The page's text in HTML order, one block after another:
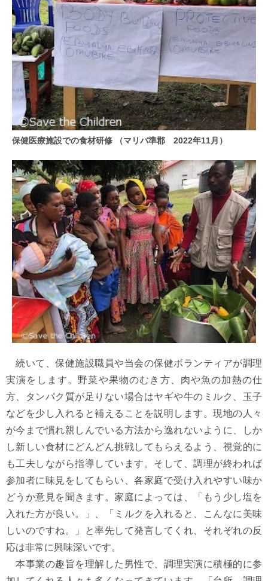
保健医療施設での食材研修 （マリバ準郡 2022年11月）
続いて、保健施設職員や当会の保健ボランティアが調理
実演をします。野菜や果物のむき方、肉や魚の加熱の仕
方、タンパク質が足りない場合はヤギや牛のミルク、玉子
などを少し入れると補えることを説明します。現地の人々
が今まで慣れ親しんでいる方法から逸れないように、しか
し新しい食材にどんどん挑戦してもらえるよう、視覚的に
も工夫しながら指導しています。そして、調理が終われば
参加者に味見をしてもらい、各家庭で受け入れやすい味か
どうか意見を聞きます。家庭によっては、「もう少し塩を
入れた方が良い。」、「ミルクを入れると、こんなに美味
しいのですね。」と率先して発言してくれ、それぞれの反
応は非常に興味深いです。
本事業の趣旨を理解した男性で、調理実演に積極的に参